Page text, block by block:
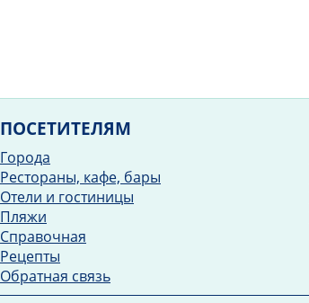
ПОСЕТИТЕЛЯМ
Города
Рестораны, кафе, бары
Отели и гостиницы
Пляжи
Справочная
Рецепты
Обратная связь